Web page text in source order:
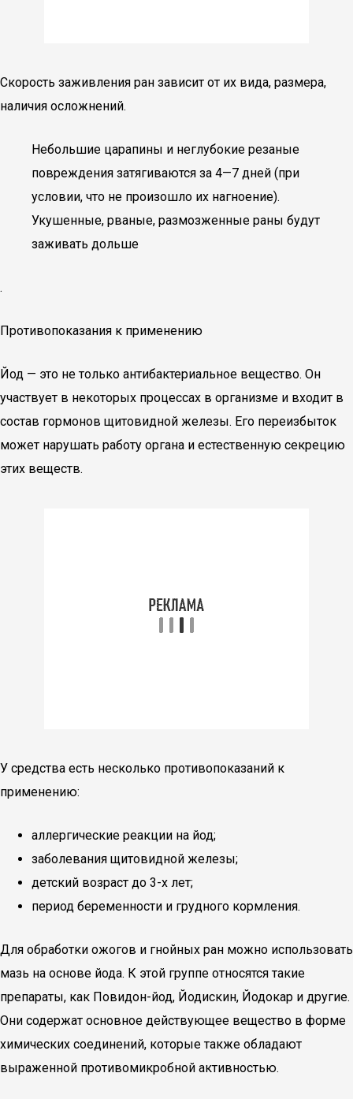
Скорость заживления ран зависит от их вида, размера,
наличия осложнений.
Небольшие царапины и неглубокие резаные
повреждения затягиваются за 4—7 дней (при
условии, что не произошло их нагноение).
Укушенные, рваные, размозженные раны будут
заживать дольше
.
Противопоказания к применению
Йод — это не только антибактериальное вещество. Он
участвует в некоторых процессах в организме и входит в
состав гормонов щитовидной железы. Его переизбыток
может нарушать работу органа и естественную секрецию
этих веществ.
У средства есть несколько противопоказаний к
применению:
аллергические реакции на йод;
заболевания щитовидной железы;
детский возраст до 3-х лет;
период беременности и грудного кормления.
Для обработки ожогов и гнойных ран можно использовать
мазь на основе йода. К этой группе относятся такие
препараты, как Повидон-йод, Йодискин, Йодокар и другие.
Они содержат основное действующее вещество в форме
химических соединений, которые также обладают
выраженной противомикробной активностью.